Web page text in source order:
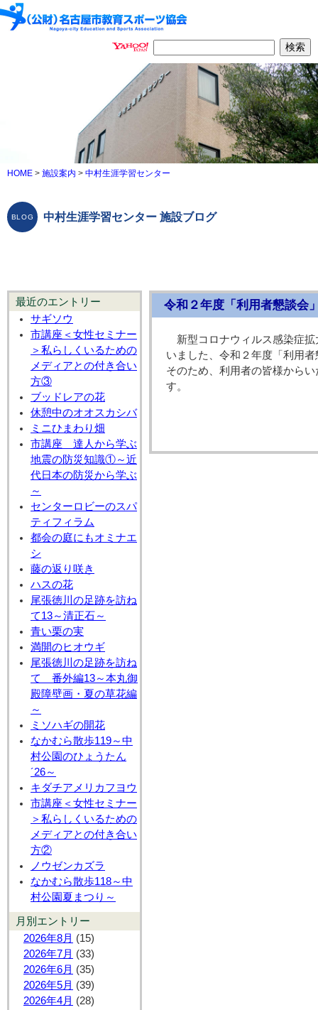
HOME > 施設案内 > 中村生涯学習センター
中村生涯学習センター 施設ブログ
最近のエントリー
サギソウ
市講座＜女性セミナー
＞私らしくいるための
メディアとの付き合い
方③
ブッドレアの花
休憩中のオオスカシバ
ミニひまわり畑
市講座 達人から学ぶ
地震の防災知識①～近
代日本の防災から学ぶ
～
センターロビーのスパ
ティフィラム
都会の庭にもオミナエ
シ
藤の返り咲き
ハスの花
尾張徳川の足跡を訪ね
て13～清正石～
青い栗の実
満開のヒオウギ
尾張徳川の足跡を訪ね
て 番外編13～本丸御
殿障壁画・夏の草花編
～
ミソハギの開花
なかむら散歩119～中
村公園のひょうたん
´26～
キダチアメリカフヨウ
市講座＜女性セミナー
＞私らしくいるための
メディアとの付き合い
方②
ノウゼンカズラ
なかむら散歩118～中
村公園夏まつり～
月別エントリー
2026年8月 (15)
2026年7月 (33)
2026年6月 (35)
2026年5月 (39)
2026年4月 (28)
令和２年度「利用者懇談会
新型コロナウィルス感染症
いました、令和２年度「利用
そのため、利用者の皆様から
す。